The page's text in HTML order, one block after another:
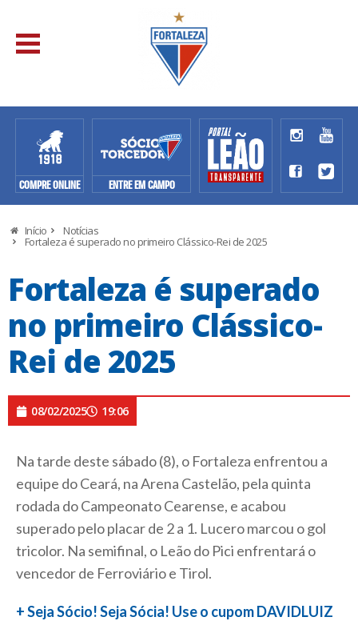
COMPRE ONLINE ENTRE EM CAMPO
Início Notícias
Fortaleza é superado no primeiro Clássico-Rei de 2025
Fortaleza é superado
no primeiro Clássico-
Rei de 2025
08/02/2025 19:06
Na tarde deste sábado (8), o Fortaleza enfrentou a
equipe do Ceará, na Arena Castelão, pela quinta
rodada do Campeonato Cearense, e acabou
superado pelo placar de 2 a 1. Lucero marcou o gol
tricolor. Na semifinal, o Leão do Pici enfrentará o
vencedor de Ferroviário e Tirol.
+ Seja Sócio! Seja Sócia! Use o cupom DAVIDLUIZ